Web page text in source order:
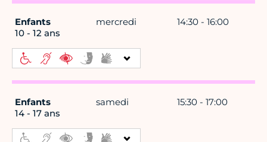
Enfants
10 - 12 ans
mercredi 14:30 - 16:00
Enfants
14 - 17 ans
samedi 15:30 - 17:00